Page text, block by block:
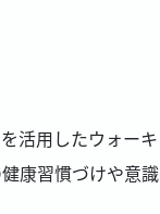
活用したウォー
康習慣づけや意